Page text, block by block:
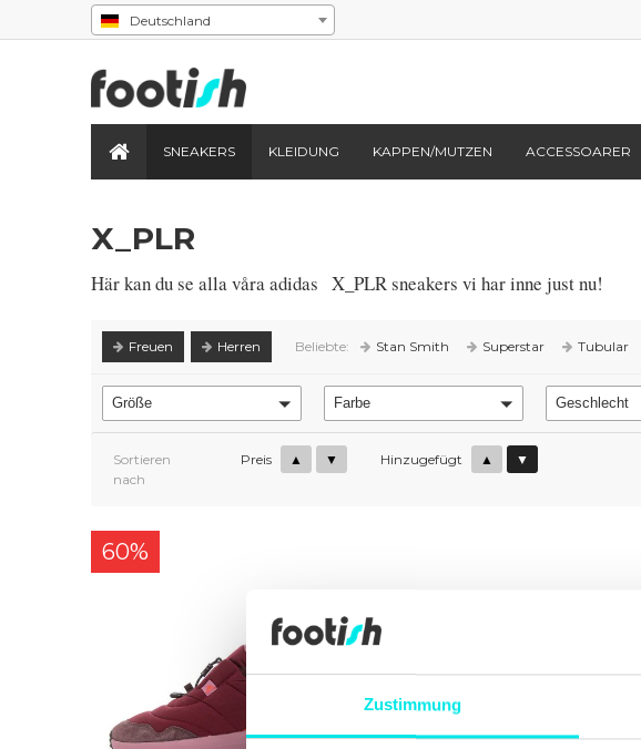
Zustimmung
Deutschland
SNEAKERS KLEIDUNG KAPPEN/MUTZEN ACCESSOARER
X_PLR
Här kan du se alla våra adidas X_PLR sneakers vi har inne just nu!
Freuen Herren Beliebte: Stan Smith Superstar Tubular
Größe Farbe Geschlecht
Sortieren
nach
Preis ▲ ▼ Hinzugefügt ▲ ▼
60%